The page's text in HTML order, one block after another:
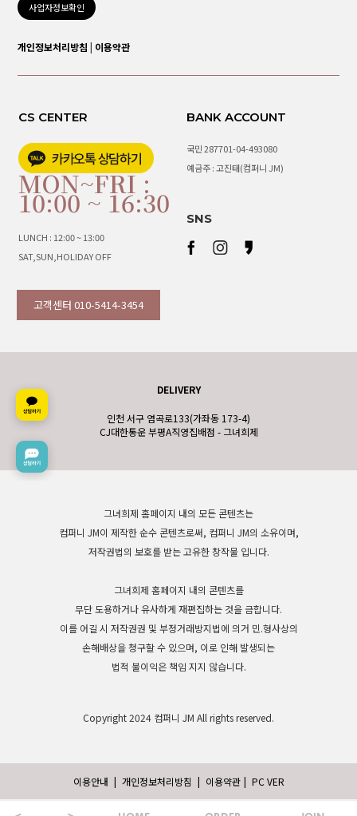
사업자정보확인
개인정보처리방침 | 이용약관
CS CENTER
MON~FRI :
10:00 ~ 16:30
LUNCH : 12:00 ~ 13:00
SAT,SUN,HOLIDAY OFF
고객센터 010-5414-3454
BANK ACCOUNT
국민 287701-04-493080
예금주 : 고진태(컴퍼니 JM)
SNS
DELIVERY
인천 서구 염곡로133(가좌동 173-4)
CJ대한통운 부평A직영집배점 - 그녀희제
그녀희제 홈페이지 내의 모든 콘텐츠는
컴퍼니 JM이 제작한 순수 콘텐츠로써, 컴퍼니 JM의 소유이며,
저작권법의 보호를 받는 고유한 창작물 입니다.
그녀희제 홈페이지 내의 콘텐츠를
무단 도용하거나 유사하게 재편집하는 것을 금합니다.
이를 어길 시 저작권권 및 부정거래방지법에 의거 민.형사상의
손해배상을 청구할 수 있으며, 이로 인해 발생되는
법적 불이익은 책임 지지 않습니다.
Copyright 2024 컴퍼니 JM All rights reserved.
이용안내 | 개인정보처리방침 | 이용약관 | PC VER